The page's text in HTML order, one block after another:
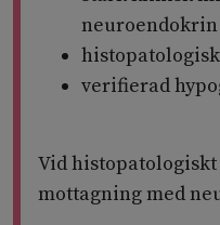
verifierad
Vid
mottagning med